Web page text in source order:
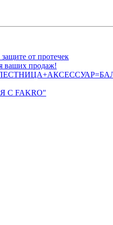
от протечек
ваших продаж!
С FAKRO"